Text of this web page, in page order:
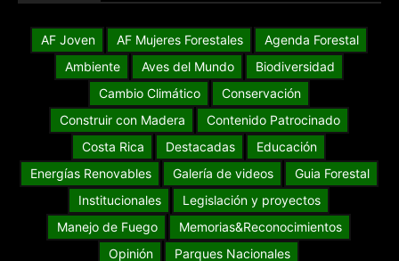
AF Joven AF Mujeres Forestales
Agenda Forestal
Ambiente
Aves del Mundo
Biodiversidad
Cambio Climático
Conservación
Construir con Madera
Contenido Patrocinado
Costa Rica
Destacadas
Educación
Energías Renovables
Galería de videos
Guia Forestal
Institucionales
Legislación y proyectos
Manejo de Fuego
Memorias&Reconocimientos
Opinión
Parques Nacionales